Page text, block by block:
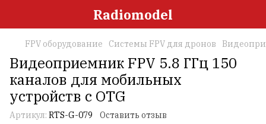
Radiomodel
FPV оборудование Системы FPV для дронов
Видеоприемник FPV 5.8 ГГц 150
каналов для мобильных
устройств с OTG
Артикул: RTS-G-079 Оставить отзыв